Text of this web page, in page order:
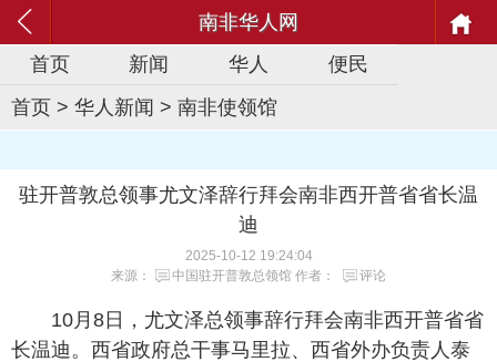
南非华人网
首页
新闻 华人
便民
首页 > 华人新闻 > 南非使领馆
驻开普敦总领事尤文泽辞行拜会南非西开普省省长温
迪
2025-10-12 19:24:04
来源：
中国驻开普敦总领馆 作者： 评论
10月8日，尤文泽总领事辞行拜会南非西开普省省
长温迪。西省政府总干事马里拉、西省外办负责人泰